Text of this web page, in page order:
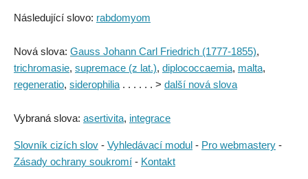
Následující slovo: rabdomyom
Nová slova: Gauss Johann Carl Friedrich (1777-1855),
trichromasie, supremace (z lat.), diplococcaemia, malta,
regeneratio, siderophilia . . . . . . > další nová slova
Vybraná slova: asertivita, integrace
Slovník cizích slov - Vyhledávací modul - Pro webmastery -
Zásady ochrany soukromí - Kontakt